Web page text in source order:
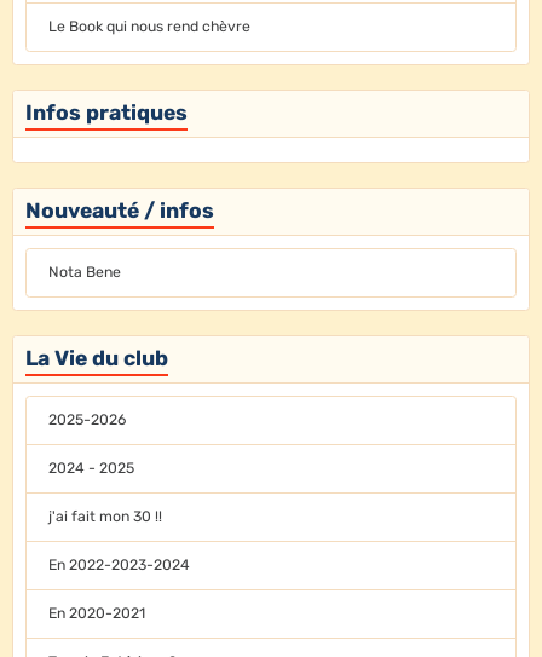
Le Book qui nous rend chèvre
Infos pratiques
Nouveauté / infos
Nota Bene
La Vie du club
2025-2026
2024 - 2025
j'ai fait mon 30 !!
En 2022-2023-2024
En 2020-2021